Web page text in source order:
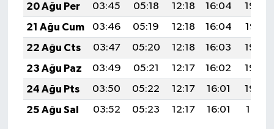
20 Ağu Per
03:45 05:18 12:18 16:04
19:08
21 Ağu Cum
03:46 05:19 12:18 16:04
19:07
22 Ağu Cts
03:47 05:20 12:18 16:03
19:05
23 Ağu Paz
03:49 05:21 12:17 16:02
19:04
24 Ağu Pts
03:50 05:22 12:17 16:01
19:02
25 Ağu Sal
03:52 05:23 12:17 16:01 19:01